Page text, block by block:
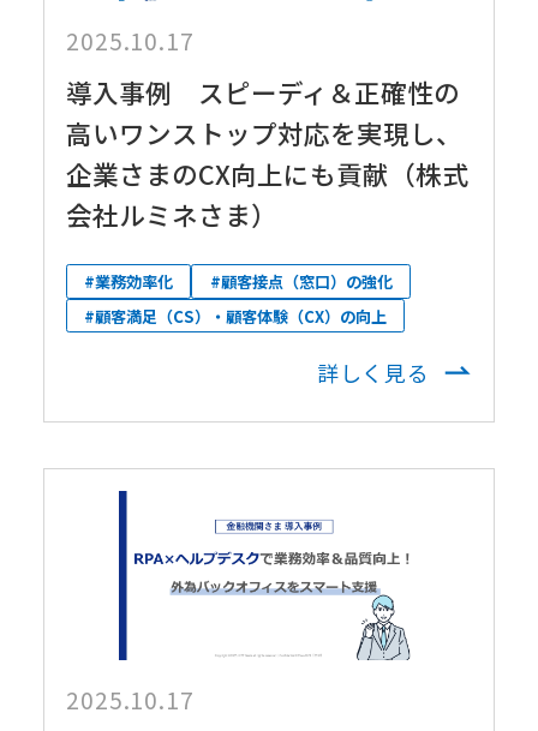
2025.10.17
導入事例 スピーディ＆正確性の
高いワンストップ対応を実現し、
企業さまのCX向上にも貢献（株式
会社ルミネさま）
#業務効率化
#顧客接点（窓口）の強化
#顧客満足（CS）・顧客体験（CX）の向上
詳しく見る
2025.10.17